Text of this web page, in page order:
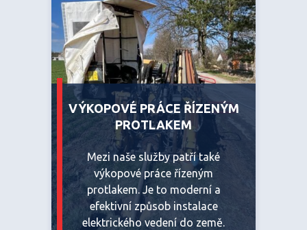
VÝKOPOVÉ PRÁCE ŘÍZENÝM
PROTLAKEM
Mezi naše služby patří také
výkopové práce řízeným
protlakem. Je to moderní a
efektivní způsob instalace
elektrického vedení do země.